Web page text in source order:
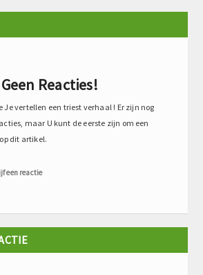
Reacties!
Je vertellen een triest verhaal ! Er zijn nog
maar U kunt de eerste zijn om een
dit artikel.
een reactie